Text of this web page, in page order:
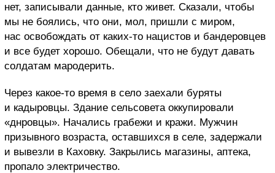
нет, записывали данные, кто живет. Сказали, чтобы
мы не боялись, что они, мол, пришли с миром,
нас освобождать от каких-то нацистов и бандеровцев
и все будет хорошо. Обещали, что не будут давать
солдатам мародерить.
Через какое-то время в село заехали буряты
и кадыровцы. Здание сельсовета оккупировали
«днровцы». Начались грабежи и кражи. Мужчин
призывного возраста, оставшихся в селе, задержали
и вывезли в Каховку. Закрылись магазины, аптека,
пропало электричество.